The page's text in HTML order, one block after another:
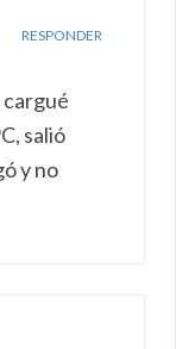
RESPONDER
cargué
salió
y no